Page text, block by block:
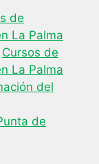
de
La Palma
Cursos de
La Palma
del
de